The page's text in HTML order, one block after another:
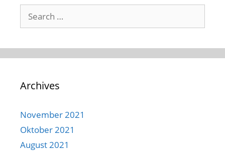
for:
Archives
November 2021
Oktober 2021
August 2021